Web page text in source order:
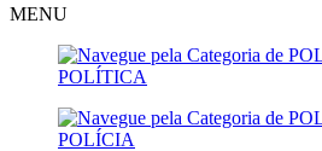
MENU
POLÍTICA
POLÍCIA